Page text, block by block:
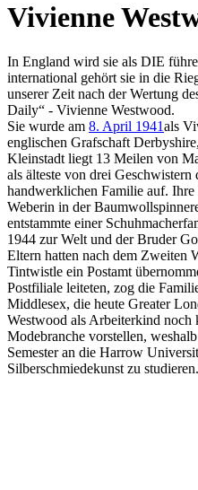
Vivienne
In England wird sie als DIE
international gehört sie in die
unserer Zeit nach der Wertung
Daily“ - Vivienne Westwood.
Sie wurde am 8. April 1941als
englischen Grafschaft
Kleinstadt liegt 13 Meilen von
als älteste von drei
handwerklichen Familie auf.
Weberin in der
entstammte einer
1944 zur Welt und der Bruder
Eltern hatten nach dem Zweiten
Tintwistle ein Postamt
Postfiliale leiteten, zog die
Middlesex, die heute Greater
Westwood als Arbeiterkind
Modebranche vorstellen,
Semester an die Harrow
Silberschmiedekunst zu